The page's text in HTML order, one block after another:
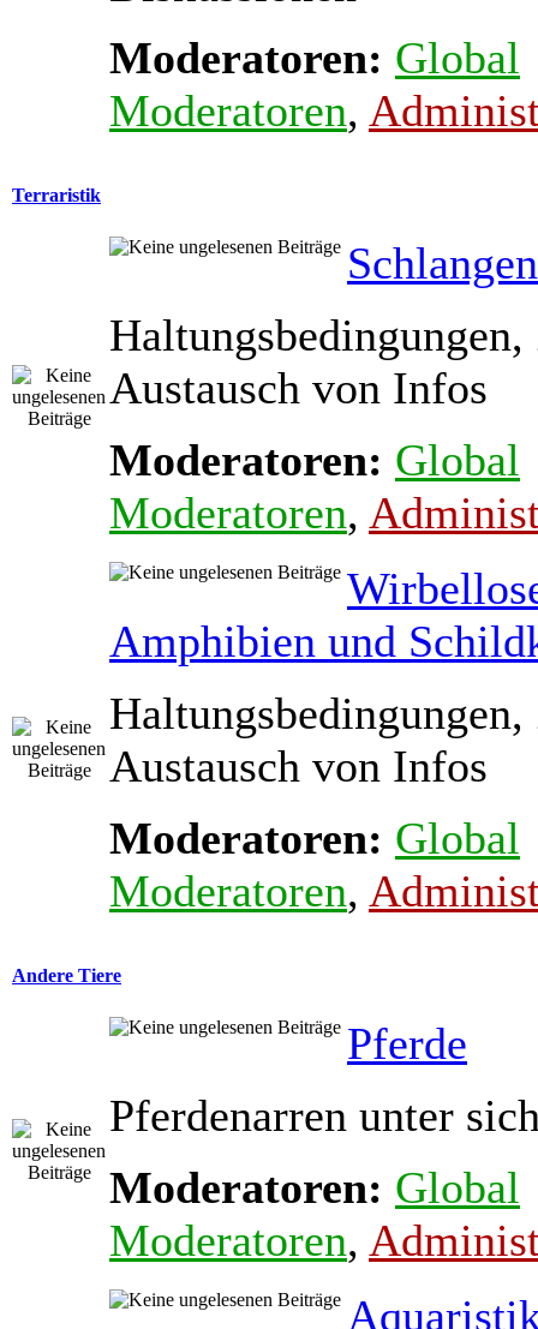
Moderatoren: Global
Moderatoren,
Terraristik
Austausch von Infos
Moderatoren: Global
Moderatoren,
Amphibien und
Austausch von Infos
Moderatoren: Global
Moderatoren,
Andere Tiere
Pferde
Pferdenarren unter
Moderatoren: Global
Moderatoren,